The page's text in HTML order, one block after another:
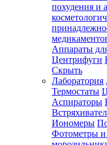
похудения и
Аппараты
Центрифуги
Скрыть
Лаборатория
Термостаты
Аспираторы
Иономеры
Фотометры и